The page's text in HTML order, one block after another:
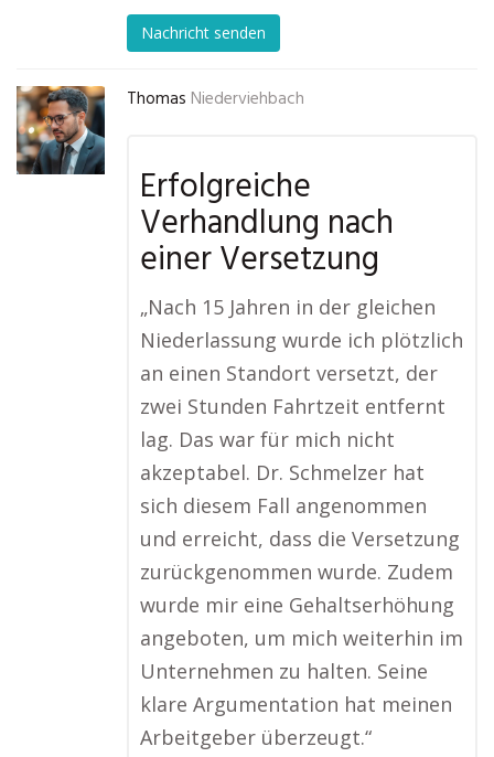
Nachricht senden
Thomas Niederviehbach
Erfolgreiche
Verhandlung nach
einer Versetzung
„Nach 15 Jahren in der gleichen
Niederlassung wurde ich plötzlich
an einen Standort versetzt, der
zwei Stunden Fahrtzeit entfernt
lag. Das war für mich nicht
akzeptabel. Dr. Schmelzer hat
sich diesem Fall angenommen
und erreicht, dass die Versetzung
zurückgenommen wurde. Zudem
wurde mir eine Gehaltserhöhung
angeboten, um mich weiterhin im
Unternehmen zu halten. Seine
klare Argumentation hat meinen
Arbeitgeber überzeugt.“